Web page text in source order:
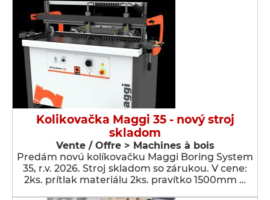
Kolikovačka Maggi 35 - nový stroj
skladom
Vente / Offre > Machines à bois
Predám novú kolíkovačku Maggi Boring System
35, r.v. 2026. Stroj skladom so zárukou. V cene:
2ks. prítlak materiálu 2ks. pravítko 1500mm …